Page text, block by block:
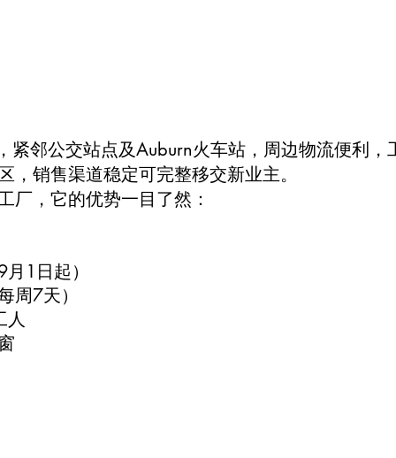
紧邻公交站点及Auburn火车站，周边物流便利
销售渠道稳定可完整移交新业主。
厂，它的优势一目了然：
1日起）
周7天）
人